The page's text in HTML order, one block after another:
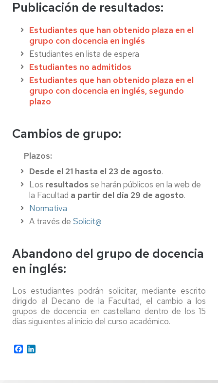
Publicación de resultados:
Estudiantes que han obtenido plaza en el
grupo con docencia en inglés
Estudiantes en lista de espera
Estudiantes no admitidos
Estudiantes que han obtenido plaza en el
grupo con docencia en inglés, segundo
plazo
Cambios de grupo:
Plazos:
Desde el 21 hasta el 23 de agosto.
Los resultados se harán públicos en la web de
la Facultad a partir del día 29 de agosto.
Normativa
A través de Solicit@
Abandono del grupo de docencia
en inglés:
Los estudiantes podrán solicitar, mediante escrito
dirigido al Decano de la Facultad, el cambio a los
grupos de docencia en castellano dentro de los 15
días siguientes al inicio del curso académico.
Facebook